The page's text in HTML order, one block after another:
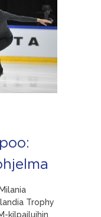
Trophy
kilpailuihin